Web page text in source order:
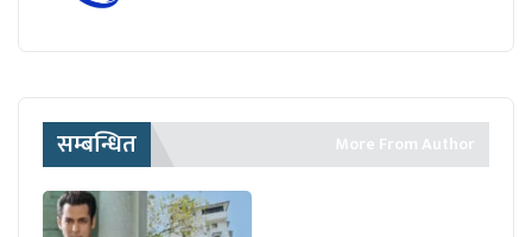
सम्बन्धित More From Author